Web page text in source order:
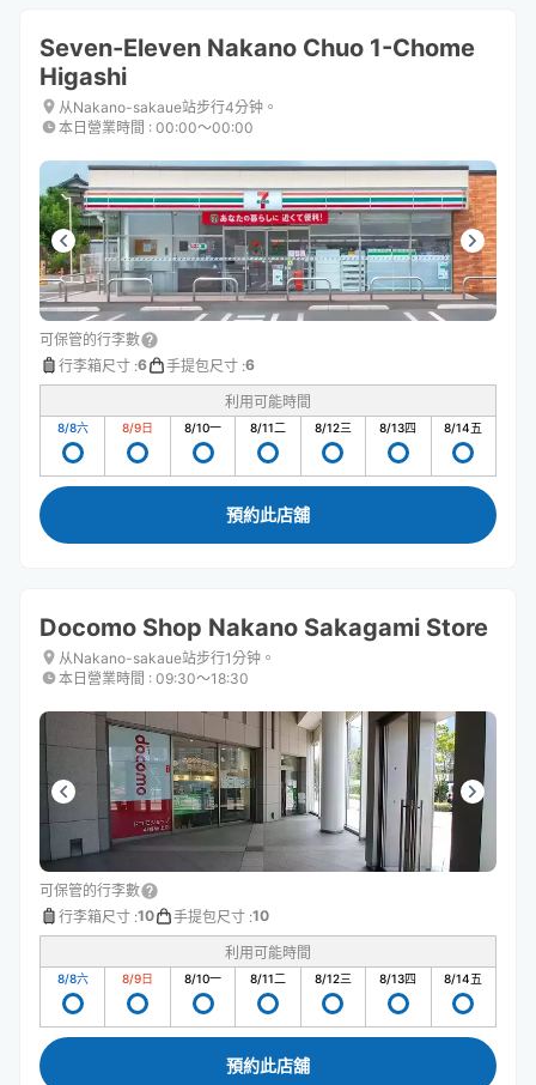
Seven-Eleven Nakano Chuo 1-Chome
Higashi
从Nakano-sakaue站步行4分钟。
本日營業時間 : 00:00〜00:00
可保管的行李數
行李箱尺寸 :6 手提包尺寸 :6
利用可能時間
8/8六 8/9日 8/10一 8/11二 8/12三 8/13四 8/14五
預約此店舖
Docomo Shop Nakano Sakagami Store
从Nakano-sakaue站步行1分钟。
本日營業時間 : 09:30〜18:30
可保管的行李數
行李箱尺寸 :10 手提包尺寸 :10
利用可能時間
8/8六 8/9日 8/10一 8/11二 8/12三 8/13四 8/14五
預約此店舖